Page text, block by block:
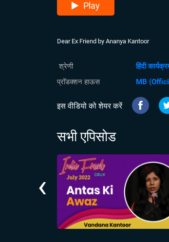
Play
Dear Ex Friend by Ananya Kantoor
श्रेणी हिंदी
प्रॉडक्शन हाऊस
MB
इस वीडियो को शेयर करें
सभी एपिसोड
‹